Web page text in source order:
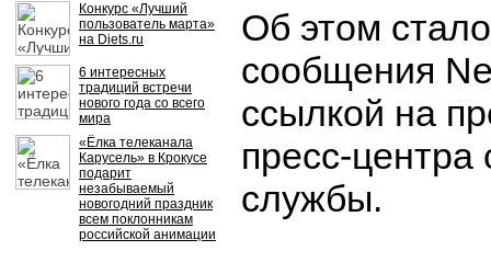
Конкурс «Лучший
пользователь марта»
на Diets.ru
6 интересных
традиций встречи
нового года со всего
мира
«Ёлка телеканала
Карусель» в Крокусе
подарит
незабываемый
новогодний праздник
всем поклонникам
российской анимации
Об этом
сообщения
ссылкой на
пресс-центра
службы.